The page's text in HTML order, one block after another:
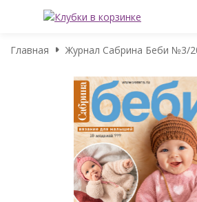
Главная Журнал Сабрина Беби №3/